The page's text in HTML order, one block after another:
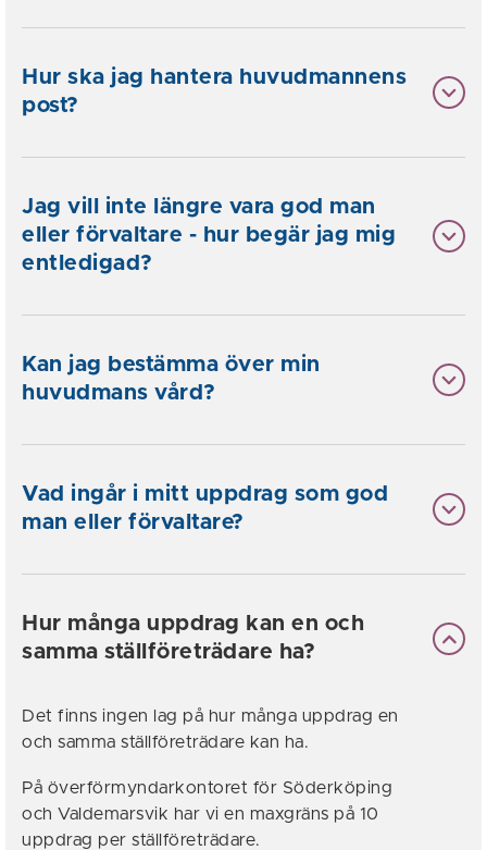
Hur ska jag hantera huvudmannens
post?
Jag vill inte längre vara god man
eller förvaltare - hur begär jag mig
entledigad?
Kan jag bestämma över min
huvudmans vård?
Vad ingår i mitt uppdrag som god
man eller förvaltare?
Hur många uppdrag kan en och
samma ställföreträdare ha?
Det finns ingen lag på hur många uppdrag en
och samma ställföreträdare kan ha.
På överförmyndarkontoret för Söderköping
och Valdemarsvik har vi en maxgräns på 10
uppdrag per ställföreträdare.